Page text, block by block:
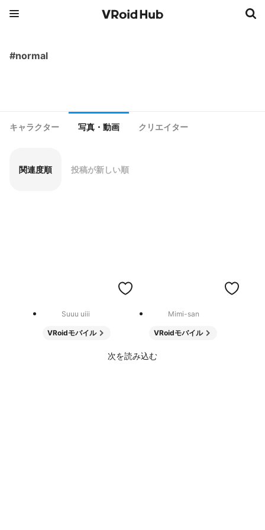
#normal
キャラクター 写真・動画 クリエイター
関連度順 投稿が新しい順
Suuu uiii
VRoidモバイル
Mimi-san
VRoidモバイル
次を読み込む